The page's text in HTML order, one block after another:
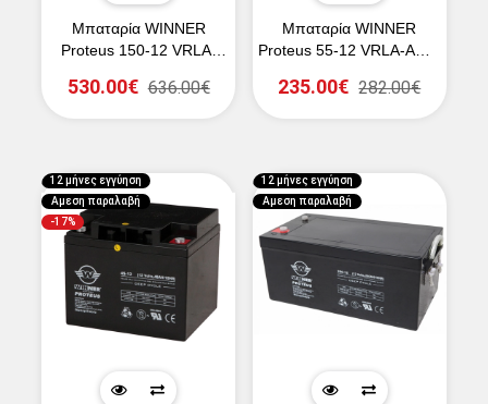
Μπαταρία WINNER
Proteus 150-12 VRLA-
530.00€ 636.00€
Μπαταρία WINNER
Proteus 55-12 VRLA-AGM
235.00€ 282.00€
12 μήνες εγγύηση
Αμεση παραλαβή
-17%
12 μήνες εγγύηση
Αμεση παραλαβή